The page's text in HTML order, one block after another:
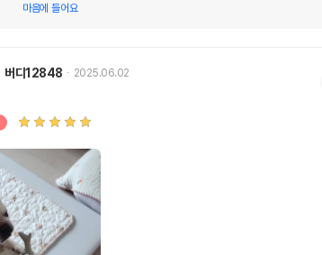
마음에 들어요
버디12848 2025.06.02